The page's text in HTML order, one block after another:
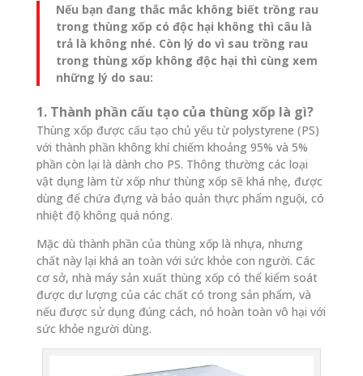
Nếu bạn đang thắc mắc không biết trồng rau
trong thùng xốp có độc hại không thì câu là
trả là không nhé. Còn lý do vì sau trồng rau
trong thùng xốp không độc hại thì cùng xem
những lý do sau:
1. Thành phần cấu tạo của thùng xốp là gì?
Thùng xốp được cấu tạo chủ yếu từ polystyrene (PS)
với thành phần không khí chiếm khoảng 95% và 5%
phần còn lại là dành cho PS. Thông thường các loại
vật dụng làm từ xốp như thùng xốp sẽ khá nhẹ, được
dùng để chứa đựng và bảo quản thực phẩm nguội, có
nhiệt độ không quá nóng.
Mặc dù thành phần của thùng xốp là nhựa, nhưng
chất này lại khá an toàn với sức khỏe con người. Các
cơ sở, nhà máy sản xuất thùng xốp có thể kiểm soát
được dư lượng của các chất có trong sản phẩm, và
nếu được sử dụng đúng cách, nó hoàn toàn vô hại với
sức khỏe người dùng.